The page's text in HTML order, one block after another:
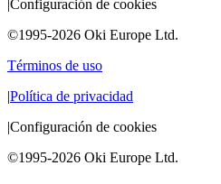
|Configuración de cookies
©1995-2026 Oki Europe Ltd.
Términos de uso
|Política de privacidad
|Configuración de cookies
©1995-2026 Oki Europe Ltd.